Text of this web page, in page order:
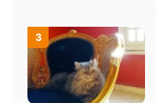
3